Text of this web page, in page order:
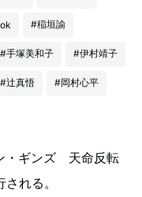
#稲垣諭
#手塚美和子 #伊村靖子
#辻真悟 #岡村心平
・ギンズ 天命反転
れる。